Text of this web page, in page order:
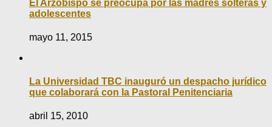
El Arzobispo se preocupa por las madres solteras y
adolescentes
mayo 11, 2015
La Universidad TBC inauguró un despacho jurídico
que colaborará con la Pastoral Penitenciaria
abril 15, 2010